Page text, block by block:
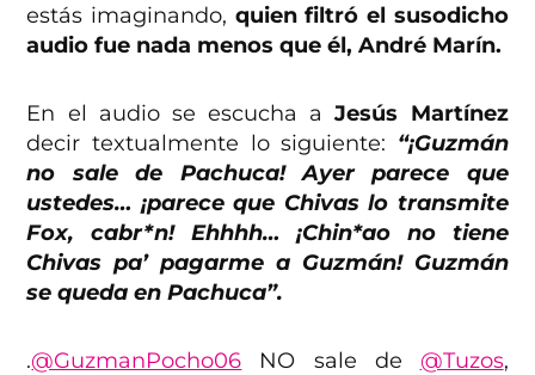
estás imaginando, quien filtró el susodicho
audio fue nada menos que él, André Marín.
En el audio se escucha aJesús Martínez
decir textualmente lo siguiente: “¡Guzmán
no sale de Pachuca! Ayer parece que
ustedes… ¡parece que Chivas lo transmite
Fox, cabr*n! Ehhhh… ¡Chin*ao no tiene
Chivas pa’ pagarme a Guzmán! Guzmán
se queda en Pachuca”.
.@GuzmanPocho06 NO sale de @Tuzos,